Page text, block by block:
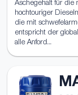
Aschegehalt für die
hochtouriger
die mit
entspricht der
alle Anford...